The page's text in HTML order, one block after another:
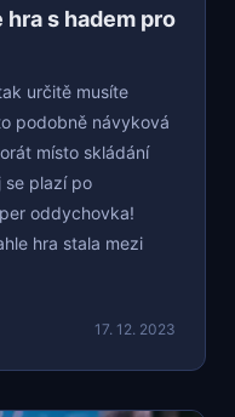
hra s hadem pro
určitě musíte
podobně návyková
místo skládání
se plazí po
oddychovka!
hra stala mezi
17. 12. 2023